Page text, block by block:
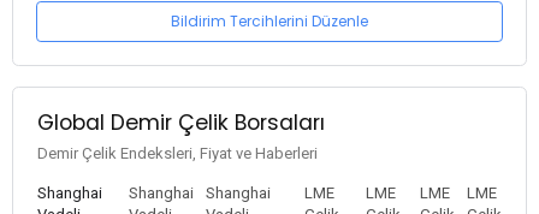
Bildirim Tercihlerini Düzenle
Global Demir Çelik Borsaları
Demir Çelik Endeksleri, Fiyat ve Haberleri
Shanghai
Shanghai
Shanghai
LME
LME
LME
LME